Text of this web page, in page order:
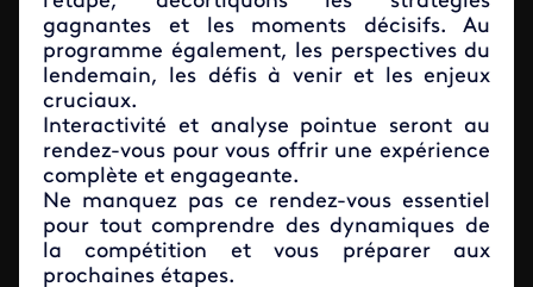
gagnantes et les moments décisifs. Au
programme également, les perspectives du
lendemain, les défis à venir et les enjeux
cruciaux.
Interactivité et analyse pointue seront au
rendez-vous pour vous offrir une expérience
complète et engageante.
Ne manquez pas ce rendez-vous essentiel
pour tout comprendre des dynamiques de
la compétition et vous préparer aux
prochaines étapes.